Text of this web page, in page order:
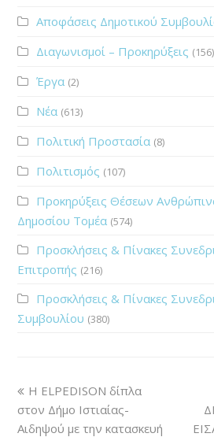
Αποφάσεις Δημοτικού
Διαγωνισμοί – Προκηρύξεις (156)
Έργα (2)
Νέα (613)
Πολιτική Προστασία (8)
Πολιτισμός (107)
Προκηρύξεις Θέσεων
Δημοσίου Τομέα (574)
Προσκλήσεις & Πίνακες
Επιτροπής (216)
Προσκλήσεις & Πίνακες
Συμβουλίου (380)
Η ELPEDISON δίπλα
στον Δήμο Ιστιαίας-
Αιδηψού με την κατασκευή